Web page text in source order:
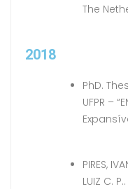
The
2018
PhD.
UFPR –
PIRES,
LUIZ C.